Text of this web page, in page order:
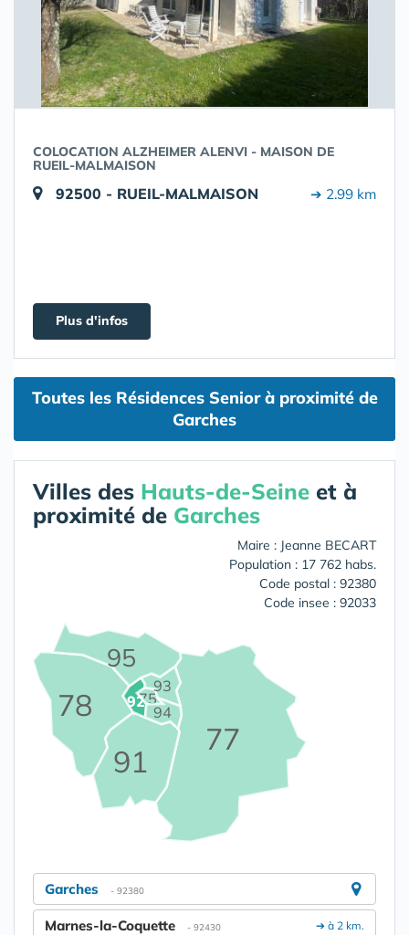
COLOCATION ALZHEIMER ALENVI - MAISON DE
RUEIL-MALMAISON
92500 - RUEIL-MALMAISON ➔ 2.99 km
Plus d'infos
Toutes les Résidences Senior à proximité de
Garches
Villes des Hauts-de-Seine et à
proximité de Garches
Maire : Jeanne BECART
Population : 17 762 habs.
Code postal : 92380
Code insee : 92033
75
77
78
91
92
93
94
95
Garches - 92380
➔ à 2 km.
Marnes-la-Coquette - 92430